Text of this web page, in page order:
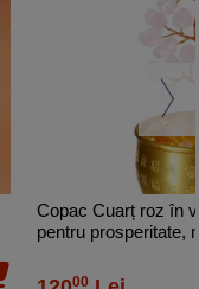
Copac Cuarț roz în
pentru prosperitate,
00